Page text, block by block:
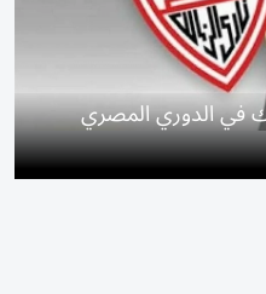
في الدوري المصري